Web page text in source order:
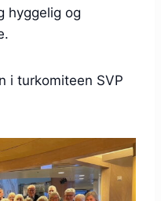
hyggelig og
i turkomiteen SVP